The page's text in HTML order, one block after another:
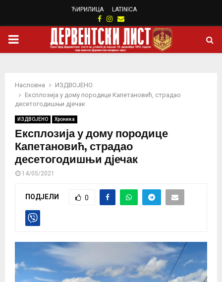
ЋИРИЛИЦА LATINICA
Facebook
Instagram
Email
PRIMARY
Насловна
ИЗДВОЈЕНО
Експлозија у дому породице Капетановић, страдао
десетогодишњи дјечак
ИЗДВОЈЕНО Хроника
Експлозија у дому породице
Капетановић, страдао
десетогодишњи дјечак
14/05/2021
ПОДЈЕЛИ 0